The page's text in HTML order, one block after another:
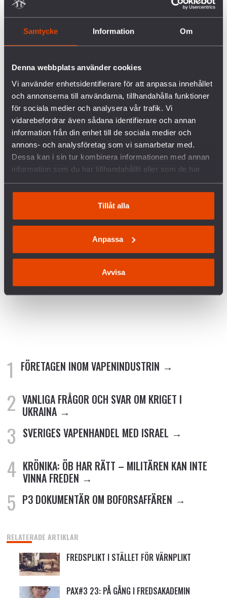
Samtycke Information Om
Denna webbplats använder cookies
Vi använder enhetsidentifierare för att anpassa innehållet
och annonserna till användarna, tillhandahålla funktioner
för sociala medier och analysera vår trafik. Vi
vidarebefordrar även sådana identifierare och annan
information från din enhet till de sociala medier och
annons- och analysföretag som vi samarbetar med.
Dessa kan i sin tur kombinera informationen med annan
information som du har tillhandahållit eller som de har
Tillåt alla
Anpassa
Avvisa
Stoltenberg inför storpublik på Folk och försvars
rikskonferens 2017 prata om hur Sveriges och
Norges långa historia av krig sedan länge övergått i
stark gemenskap och goda relationer.
Fred uppstår inte i ett vakuum
Fred uppstår inte i ett vakuum utan byggs och
stärks med de medel som prioriteras politiskt. I
början av 1900-talet var det en stark fredsrörelse
som fick politikerna att fatta det avgörande beslut
som nu är en självklar del av vår historia. Låt därför
den nationella säkerhetsstrategin ge nyanser åt den
ensidighet som just nu präglar beslutsfattarnas syn
på säkerhet. Vad finns den annars till för?
ordförande Svenska Freds- och
Skiljedomsföreningen
Debattartikeln publicerades i GP den 17 mars 2019.
FÖRETAGEN INOM VAPENINDUSTRIN
VANLIGA FRÅGOR OCH SVAR OM KRIGET I
UKRAINA
SVERIGES VAPENHANDEL MED ISRAEL
KRÖNIKA: ÖB HAR RÄTT – MILITÄREN KAN INTE
VINNA FREDEN
P3 DOKUMENTÄR OM BOFORSAFFÄREN
RELATERADE ARTIKLAR
FREDSPLIKT I STÄLLET FÖR VÄRNPLIKT
PAX#3 23: PÅ GÅNG I FREDSAKADEMIN